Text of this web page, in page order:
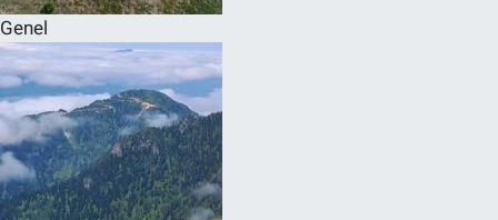
Genel